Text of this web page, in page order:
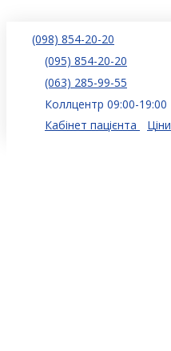
(098) 854-20-20
(095) 854-20-20
(063) 285-99-55
Коллцентр 09:00-19:00
Кабінет пацієнта
Ціни